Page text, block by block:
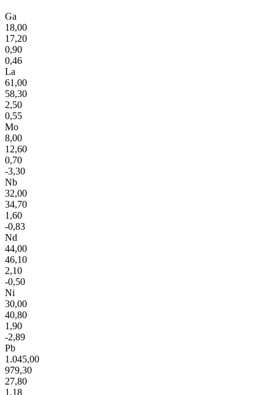
Ga
18,00
17,20
0,90
0,46
La
61,00
58,30
2,50
0,55
Mo
8,00
12,60
0,70
-3,30
Nb
32,00
34,70
1,60
-0,83
Nd
44,00
46,10
2,10
-0,50
Ni
30,00
40,80
1,90
-2,89
Pb
1.045,00
979,30
27,80
1,18